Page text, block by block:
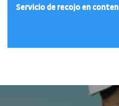
Servicio de recojo en